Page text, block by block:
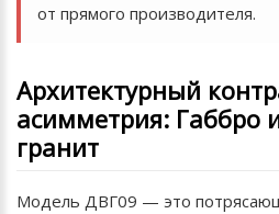
от прямого производителя.
Архитектурный
асимметрия: Габбро
гранит
Модель ДВГ09 — это